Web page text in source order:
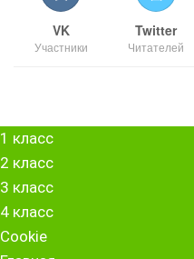
VK
Участники
Twitter
Читателей
1 класс
2 класс
3 класс
4 класс
Cookie